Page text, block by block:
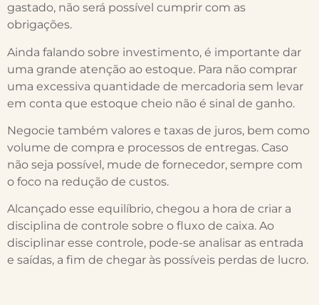
gastado, não será possível cumprir com as
obrigações.
Ainda falando sobre investimento, é importante dar
uma grande atenção ao estoque. Para não comprar
uma excessiva quantidade de mercadoria sem levar
em conta que estoque cheio não é sinal de ganho.
Negocie também valores e taxas de juros, bem como
volume de compra e processos de entregas. Caso
não seja possível, mude de fornecedor, sempre com
o foco na redução de custos.
Alcançado esse equilíbrio, chegou a hora de criar a
disciplina de controle sobre o fluxo de caixa. Ao
disciplinar esse controle, pode-se analisar as entrada
e saídas, a fim de chegar às possíveis perdas de lucro.